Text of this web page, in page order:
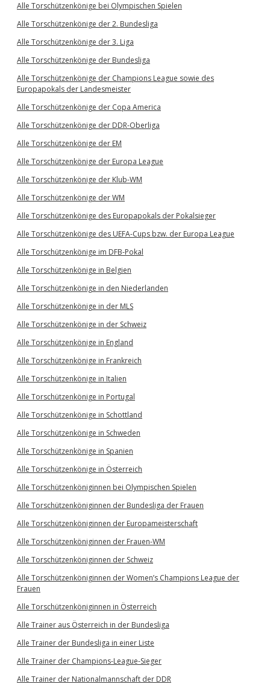
Alle Torschützenkönige bei Olympischen Spielen
Alle Torschützenkönige der 2. Bundesliga
Alle Torschützenkönige der 3. Liga
Alle Torschützenkönige der Bundesliga
Alle Torschützenkönige der Champions League sowie des
Europapokals der Landesmeister
Alle Torschützenkönige der Copa America
Alle Torschützenkönige der DDR-Oberliga
Alle Torschützenkönige der EM
Alle Torschützenkönige der Europa League
Alle Torschützenkönige der Klub-WM
Alle Torschützenkönige der WM
Alle Torschützenkönige des Europapokals der Pokalsieger
Alle Torschützenkönige des UEFA-Cups bzw. der Europa League
Alle Torschützenkönige im DFB-Pokal
Alle Torschützenkönige in Belgien
Alle Torschützenkönige in den Niederlanden
Alle Torschützenkönige in der MLS
Alle Torschützenkönige in der Schweiz
Alle Torschützenkönige in England
Alle Torschützenkönige in Frankreich
Alle Torschützenkönige in Italien
Alle Torschützenkönige in Portugal
Alle Torschützenkönige in Schottland
Alle Torschützenkönige in Schweden
Alle Torschützenkönige in Spanien
Alle Torschützenkönige in Österreich
Alle Torschützenköniginnen bei Olympischen Spielen
Alle Torschützenköniginnen der Bundesliga der Frauen
Alle Torschützenköniginnen der Europameisterschaft
Alle Torschützenköniginnen der Frauen-WM
Alle Torschützenköniginnen der Schweiz
Alle Torschützenköniginnen der Women’s Champions League der
Frauen
Alle Torschützenköniginnen in Österreich
Alle Trainer aus Österreich in der Bundesliga
Alle Trainer der Bundesliga in einer Liste
Alle Trainer der Champions-League-Sieger
Alle Trainer der Nationalmannschaft der DDR